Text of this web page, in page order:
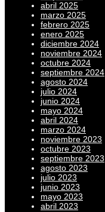
abril 2025
marzo 2025
febrero 2025
enero 2025
diciembre 2024
noviembre 2024
octubre 2024
septiembre 2024
agosto 2024
julio 2024
junio 2024
mayo 2024
abril 2024
marzo 2024
noviembre 2023
octubre 2023
septiembre 2023
agosto 2023
julio 2023
junio 2023
mayo 2023
abril 2023